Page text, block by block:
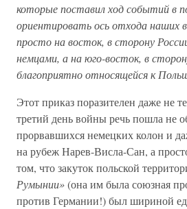
которые поставил ход событий в
ориентировать ось отхода наших
просто на восток, в сторону
немцами, а на юго-восток, в
благоприятно относящейся к
Этот приказ поразителен даже не
третий день войны речь пошла не
прорвавшихся немецких колон и
на рубеж Нарев-Висла-Сан, а
том, что закуток польской
Румынии»(она им была союзная
против Германии!) был шириной